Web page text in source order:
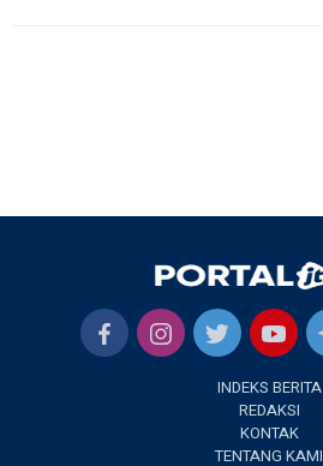
INDEKS BERITA
REDAKSI
KONTAK
TENTANG KAMI